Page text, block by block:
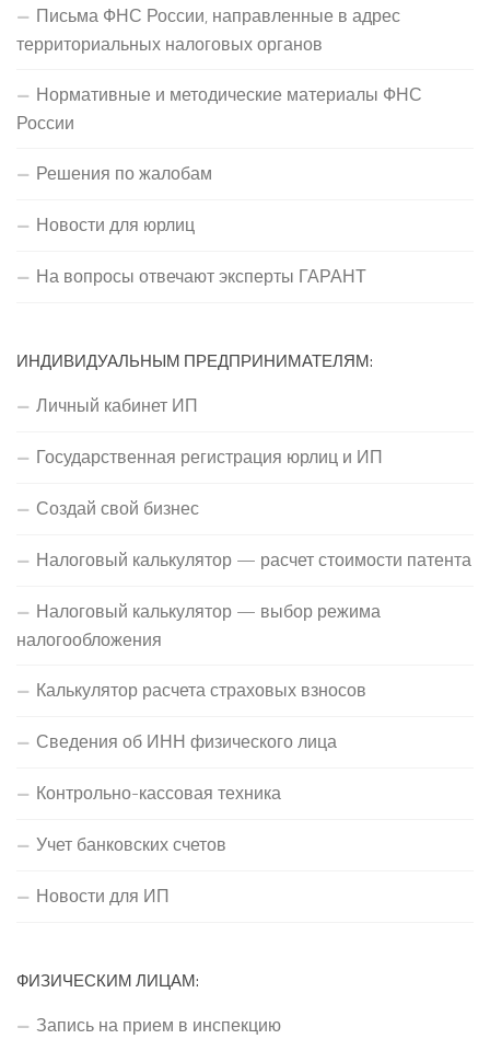
Письма ФНС России, направленные в адрес
территориальных налоговых органов
Нормативные и методические материалы ФНС
России
Решения по жалобам
Новости для юрлиц
На вопросы отвечают эксперты ГАРАНТ
ИНДИВИДУАЛЬНЫМ ПРЕДПРИНИМАТЕЛЯМ:
Личный кабинет ИП
Государственная регистрация юрлиц и ИП
Создай свой бизнес
Налоговый калькулятор — расчет стоимости патента
Налоговый калькулятор — выбор режима
налогообложения
Калькулятор расчета страховых взносов
Сведения об ИНН физического лица
Контрольно-кассовая техника
Учет банковских счетов
Новости для ИП
ФИЗИЧЕСКИМ ЛИЦАМ:
Запись на прием в инспекцию